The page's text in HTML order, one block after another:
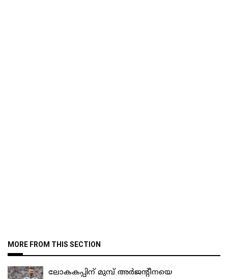
MORE FROM THIS SECTION
ലോകകപ്പിന് മുമ്പ് അര്‍ജന്‍റീനയെ